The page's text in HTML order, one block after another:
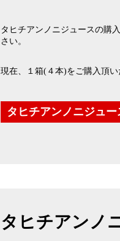
タヒチアンノニジュースの購
さい。
現在、１箱(４本)をご購入頂
タヒチアンノニジュ
タヒチアンノ